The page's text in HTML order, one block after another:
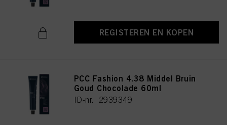
REGISTEREN EN KOPEN
PCC Fashion 4.38 Middel Bruin
Goud Chocolade 60ml
ID-nr. 2939349